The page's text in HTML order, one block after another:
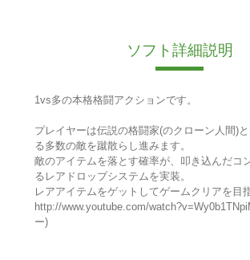
ソフト詳細説明
1vs多の本格格闘アクションです。
プレイヤーは伝説の格闘家(のクローン人間)
る多数の敵を蹴散らし進みます。
敵のアイテムを落とす確率が、叩き込んだコ
るレアドロップシステムを実装。
レアアイテムをゲットしてゲームクリアを目
http://www.youtube.com/
ー)